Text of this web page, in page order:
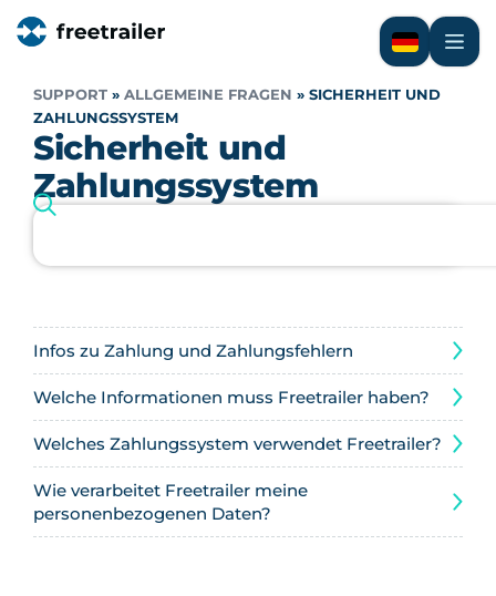
SUPPORT » ALLGEMEINE FRAGEN » SICHERHEIT UND
ZAHLUNGSSYSTEM
Sicherheit und
Zahlungssystem
Infos zu Zahlung und Zahlungsfehlern
Welche Informationen muss Freetrailer haben?
Welches Zahlungssystem verwendet Freetrailer?
Wie verarbeitet Freetrailer meine
personenbezogenen Daten?